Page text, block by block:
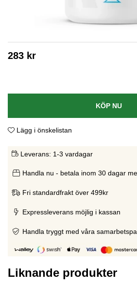
283 kr
KÖP NU
Lägg i önskelistan
Leverans: 1-3 vardagar
Handla nu - betala inom 30 dagar
Fri standardfrakt över 499kr
Expressleverans möjlig i kassan
Handla tryggt med våra
Liknande produkter